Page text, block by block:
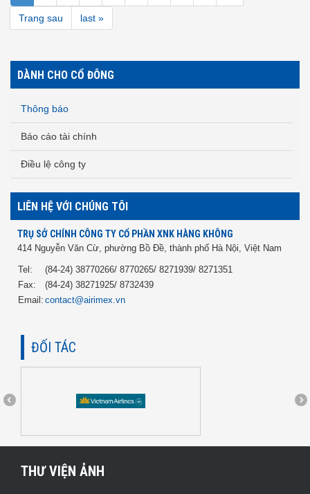
Trang sau last »
DÀNH CHO CỔ ĐÔNG
Thông báo
Báo cáo tài chính
Điều lệ công ty
LIÊN HỆ VỚI CHÚNG TÔI
TRỤ SỞ CHÍNH CÔNG TY CỔ PHẦN XNK HÀNG KHÔNG
414 Nguyễn Văn Cừ, phường Bồ Đề, thành phố Hà Nội, Việt Nam
Tel:
(84-24) 38770266/ 8770265/ 8271939/ 8271351
Fax:
(84-24) 38271925/ 8732439
Email: contact@airimex.vn
ĐỐI TÁC
THƯ VIỆN ẢNH